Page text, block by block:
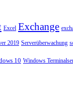
Excel Exchange
2019 Serverüberwachung
10 Windows